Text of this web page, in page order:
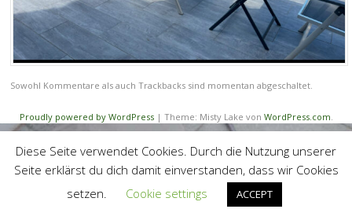
Sowohl Kommentare als auch Trackbacks sind momentan abgeschaltet.
Proudly powered by WordPress | Theme: Misty Lake von WordPress.com.
Diese Seite verwendet Cookies. Durch die Nutzung unserer
Seite erklärst du dich damit einverstanden, dass wir Cookies
setzen.
Cookie settings ACCEPT